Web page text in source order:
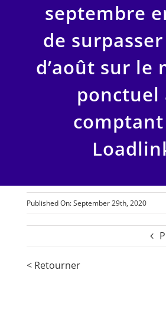
septembre
de
d’août sur le
ponctuel
Published On: September 29th, 2020
< Retourner